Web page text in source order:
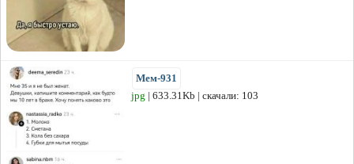
Мем-931
jpg | 633.31Kb | скачали: 103